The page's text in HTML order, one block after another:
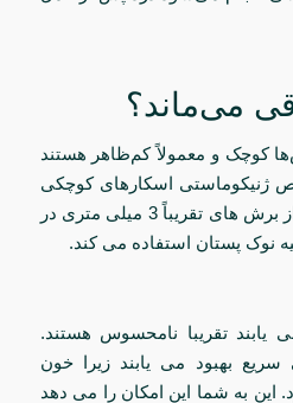
می‌ماند؟
کوچک و معمولاً کم‌ظاهر هستند
ژنیکوماستی اسکارهای کوچکی
بر جای می گذارند. معمولاً از برش های تقریباً 3 میلی متری در
نوک پستان استفاده می کند.
یابند تقریبا نامحسوس هستند.
سریع بهبود می یابند زیرا خون
به شما این امکان را می دهد